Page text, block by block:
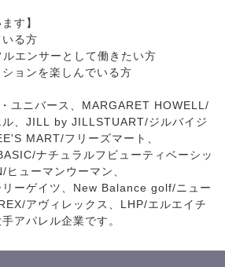
す】
いる方
ルエンサーとして働きたい方
ョンを楽しんでいる方
ユニバース、MARGARET HOWELL/
ル、JILL by JILLSTUART/ジルバイジ
MART/フリーズマート、
ナチュラルフビューティベーシッ
ューマンウーマン、
ーゲイツ、New Balance golf/ニュー
アヴィレックス、LHP/エルエイチ
アパレル企業です。